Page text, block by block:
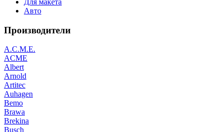
Авто
Производители
A.C.M.E.
ACME
Albert
Arnold
Artitec
Auhagen
Bemo
Brawa
Brekina
Busch